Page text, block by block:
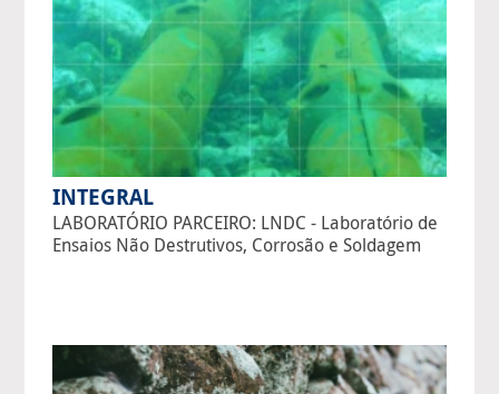
INTEGRAL
LABORATÓRIO PARCEIRO: LNDC - Laboratório de
Ensaios Não Destrutivos, Corrosão e Soldagem